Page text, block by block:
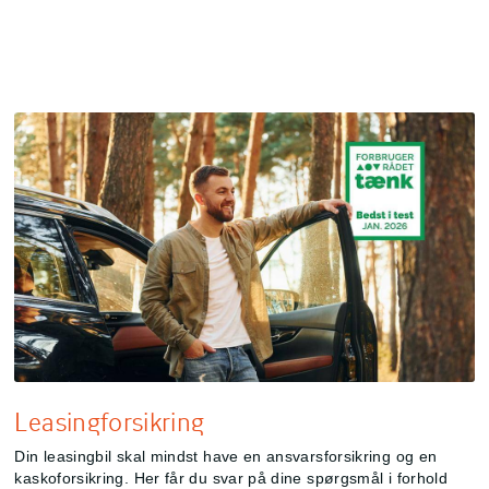
Leasingforsikring
Din leasingbil skal mindst have en ansvarsforsikring og en
kaskoforsikring. Her får du svar på dine spørgsmål i forhold